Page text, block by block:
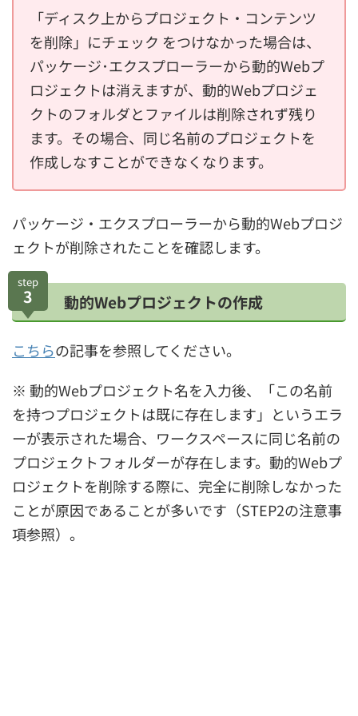
「ディスク上からプロジェクト・コンテンツ
を削除」にチェック をつけなかった場合は、
パッケージ･エクスプローラーから動的Webプ
ロジェクトは消えますが、動的Webプロジェ
クトのフォルダとファイルは削除されず残り
ます。その場合、同じ名前のプロジェクトを
作成しなすことができなくなります。
パッケージ・エクスプローラーから動的Webプロジ
ェクトが削除されたことを確認します。
step
3 動的Webプロジェクトの作成
こちらの記事を参照してください。
※ 動的Webプロジェクト名を入力後、「この名前
を持つプロジェクトは既に存在します」というエラ
ーが表示された場合、ワークスペースに同じ名前の
プロジェクトフォルダーが存在します。動的Webプ
ロジェクトを削除する際に、完全に削除しなかった
ことが原因であることが多いです（STEP2の注意事
項参照）。